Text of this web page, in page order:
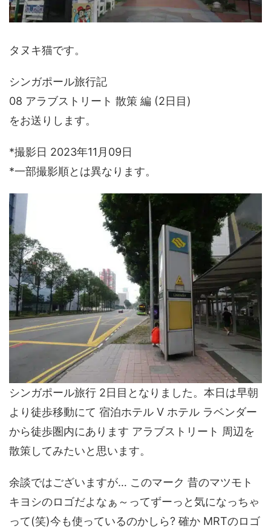
タヌキ猫です。
シンガポール旅行記
08 アラブストリート 散策 編 (2日目)
をお送りします。
*撮影日 2023年11月09日
*一部撮影順とは異なります。
シンガポール旅行 2日目となりました。本日は早朝
より徒歩移動にて 宿泊ホテル V ホテル ラベンダー
から徒歩圏内にあります アラブストリート 周辺を
散策してみたいと思います。
余談ではございますが… このマーク 昔のマツモト
キヨシのロゴだよなぁ～ってずーっと気になっちゃ
って(笑)今も使っているのかしら? 確か MRTのロゴ